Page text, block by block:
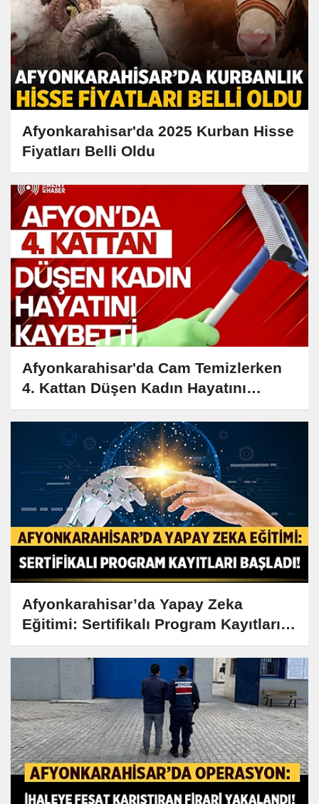
Afyonkarahisar'da 2025 Kurban Hisse
Fiyatları Belli Oldu
Afyonkarahisar'da Cam Temizlerken
4. Kattan Düşen Kadın Hayatını
Kaybetti
Afyonkarahisar’da Yapay Zeka
Eğitimi: Sertifikalı Program Kayıtları
Başladı!